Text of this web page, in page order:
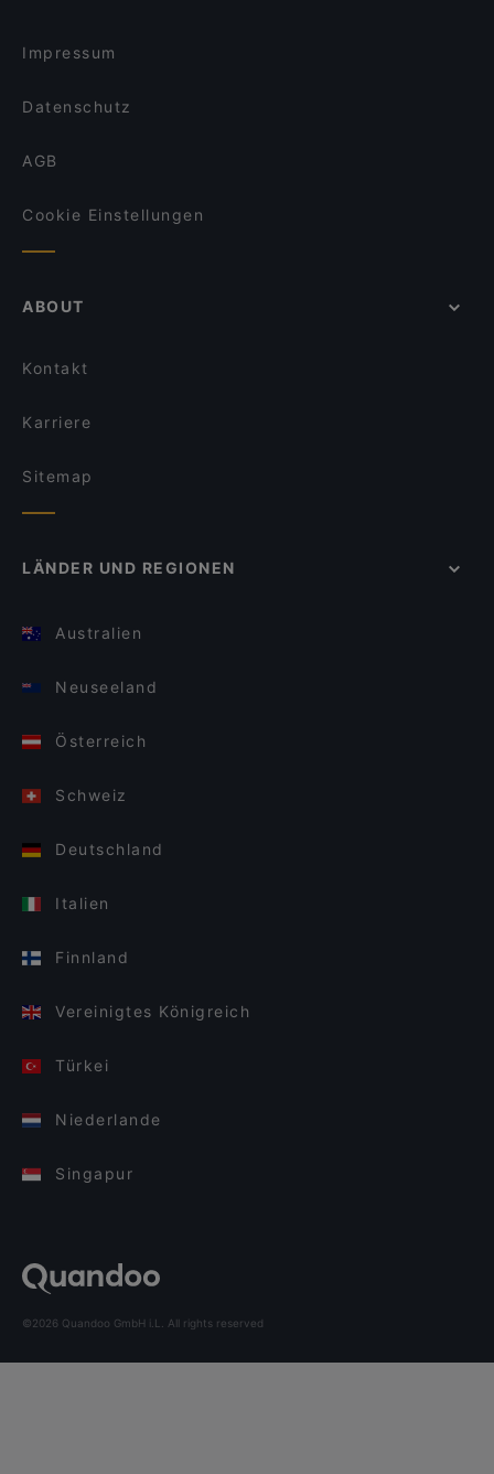
Loggia Restaurant Pizzeria
Impressum
Datenschutz
AGB
Cookie Einstellungen
ABOUT
Kontakt
Karriere
Sitemap
LÄNDER UND REGIONEN
Australien
Neuseeland
Österreich
Schweiz
Deutschland
Italien
Finnland
Vereinigtes Königreich
Türkei
Niederlande
Singapur
©2026 Quandoo GmbH i.L. All rights reserved